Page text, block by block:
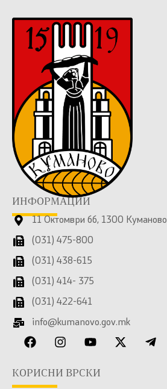
ИНФОРМАЦИИ
11 Октомври бб, 1300 Куманово
(031) 475-800
(031) 438-615
(031) 414- 375
(031) 422-641
info@kumanovo.gov.mk
КОРИСНИ ВРСКИ